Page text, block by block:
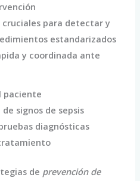
cruciales para detectar y
estandarizados
y coordinada ante
paciente
signos de sepsis
diagnósticas
de prevención de